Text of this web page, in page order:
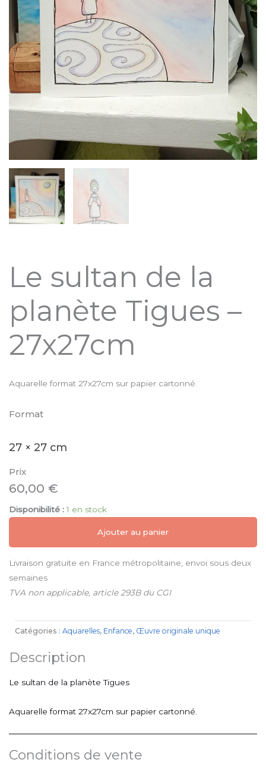
Le sultan de la
planète Tigues –
27x27cm
Aquarelle format 27x27cm sur papier cartonné.
Format
27 × 27 cm
Prix
60,00 €
Disponibilité : 1 en stock
Ajouter au panier
Livraison gratuite en France métropolitaine, envoi sous deux
semaines
TVA non applicable, article 293B du CGI
Catégories : Aquarelles, Enfance, Œuvre originale unique
Description
Le sultan de la planète Tigues
Aquarelle format 27x27cm sur papier cartonné.
Conditions de vente